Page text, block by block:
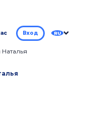
Вход RU